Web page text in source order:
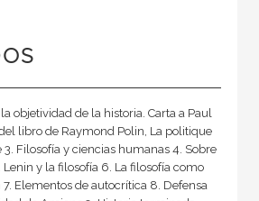
objetividad de la historia. Carta a Paul
libro de Raymond Polin, La politique
Filosofía y ciencias humanas 4. Sobre
y la filosofía 6. La filosofía como
Elementos de autocrítica 8. Defensa